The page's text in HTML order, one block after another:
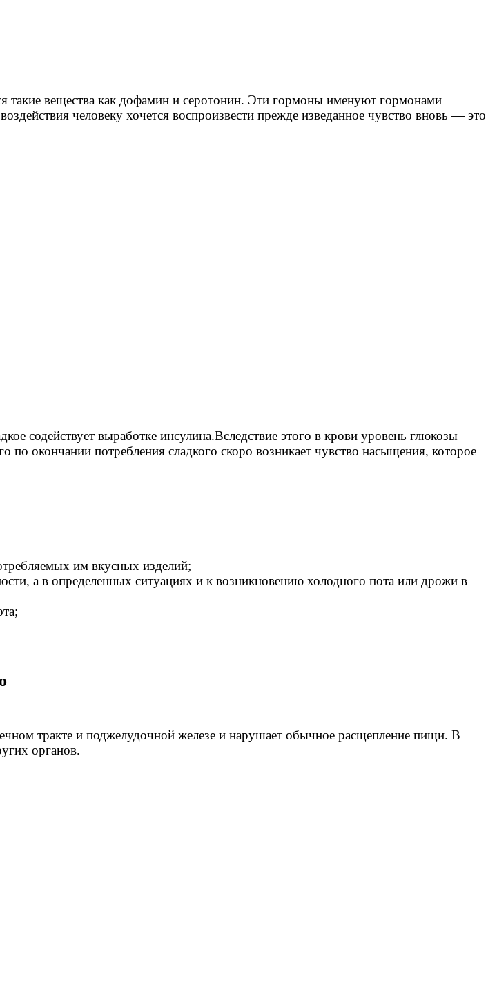
такие вещества как дофамин и серотонин. Эти гормоны именуют гормонами
человеку хочется воспроизвести прежде изведанное чувство вновь — это
содействует выработке инсулина.Вследствие этого в крови уровень глюкозы
по окончании потребления сладкого скоро возникает чувство насыщения, которое
им вкусных изделий;
а в определенных ситуациях и к возникновению холодного пота или дрожи в
тракте и поджелудочной железе и нарушает обычное расщепление пищи. В
органов.